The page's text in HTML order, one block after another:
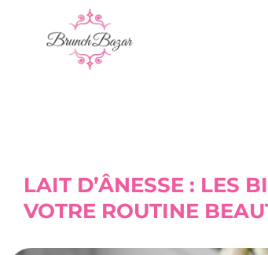
LAIT D’ÂNESSE : LES
VOTRE ROUTINE